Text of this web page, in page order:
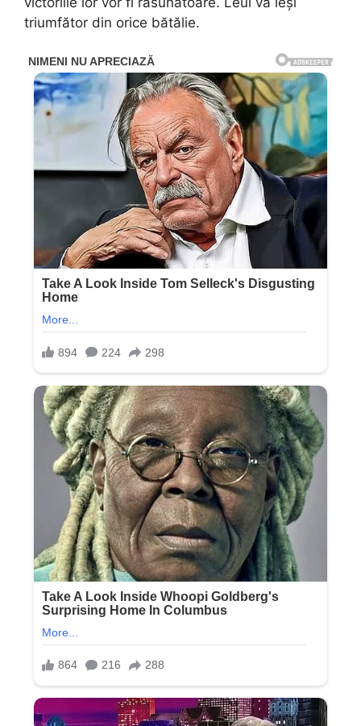
triumfător din orice bătălie.